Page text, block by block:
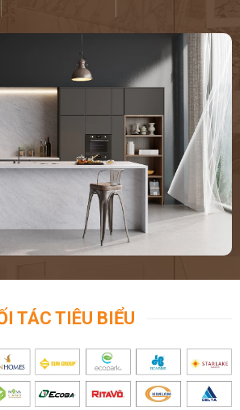
TÁC TIÊU BIỂU